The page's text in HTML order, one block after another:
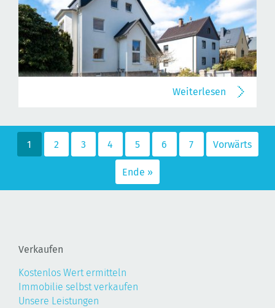
Weiterlesen
1 2 3 4 5 6 7 Vorwärts
Ende »
Verkaufen
Kostenlos Wert ermitteln
Immobilie selbst verkaufen
Unsere Leistungen